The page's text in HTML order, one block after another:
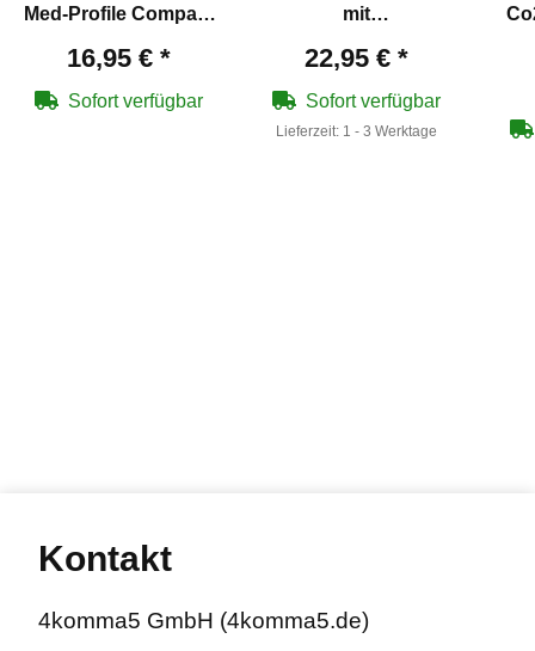
Med-Profile Compact
Montageerhöhung
16,95 € *
Sofort verfügbar
mit
50 x 30 x 8,5 Schwarz
22,95 € *
Sofort verfügbar
Lieferzeit: 1 - 3 Werktage
Kontakt
4komma5 GmbH (4komma5.de)